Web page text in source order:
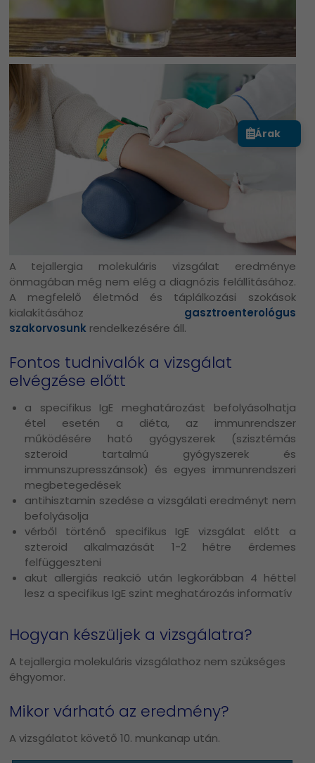
A tejallergia molekuláris vizsgálat eredménye
önmagában még nem elég a diagnózis felállításához.
A megfelelő életmód és táplálkozási szokások
kialakításához gasztroenterológus
szakorvosunkrendelkezésére áll.
Fontos tudnivalók a vizsgálat
elvégzése előtt
a specifikus IgE meghatározást befolyásolhatja
étel esetén a diéta, az immunrendszer
működésére ható gyógyszerek (szisztémás
szteroid tartalmú gyógyszerek és
immunszupresszánsok) és egyes immunrendszeri
megbetegedések
antihisztamin szedése a vizsgálati eredményt nem
befolyásolja
vérből történő specifikus IgE vizsgálat előtt a
szteroid alkalmazását 1-2 hétre érdemes
felfüggeszteni
akut allergiás reakció után legkorábban 4 héttel
lesz a specifikus IgE szint meghatározás informatív
Hogyan készüljek a vizsgálatra?
A tejallergia molekuláris vizsgálathoz nem szükséges
éhgyomor.
Mikor várható az eredmény?
A vizsgálatot követő 10. munkanap után.
Árak